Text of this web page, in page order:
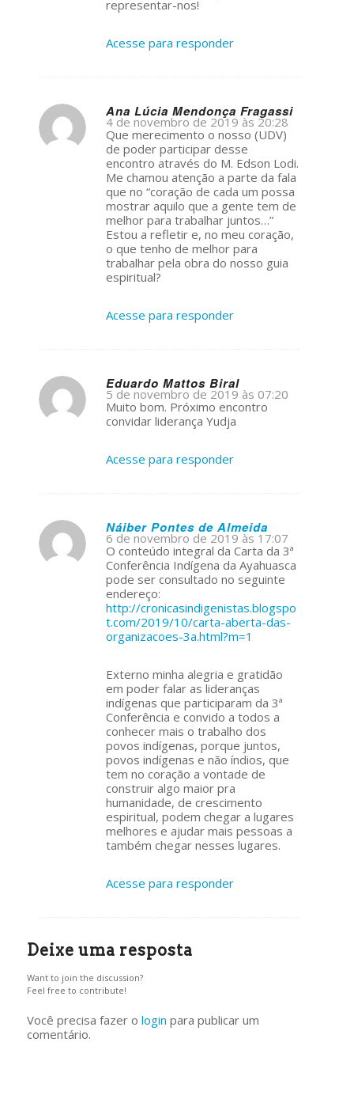
representar-nos!
Acesse para responder
Ana Lúcia Mendonça Fragassi
s
ays:
4 de novembro de 2019 às 20:28
Que merecimento o nosso (UDV)
de poder participar desse
encontro através do M. Edson Lodi.
Me chamou atenção a parte da fala
que no “coração de cada um possa
mostrar aquilo que a gente tem de
melhor para trabalhar juntos…”
Estou a refletir e, no meu coração,
o que tenho de melhor para
trabalhar pela obra do nosso guia
espiritual?
Acesse para responder
Eduardo Mattos Biral
s
ays:
5 de novembro de 2019 às 07:20
Muito bom. Próximo encontro
convidar liderança Yudja
Acesse para responder
Náiber Pontes de Almeida
s
ays:
6 de novembro de 2019 às 17:07
O conteúdo integral da Carta da 3ª
Conferência Indígena da Ayahuasca
pode ser consultado no seguinte
endereço:
http://cronicasindigenistas.blogspo
t.com/2019/10/carta-aberta-das-
organizacoes-3a.html?m=1
Externo minha alegria e gratidão
em poder falar as lideranças
indígenas que participaram da 3ª
Conferência e convido a todos a
conhecer mais o trabalho dos
povos indígenas, porque juntos,
povos indígenas e não índios, que
tem no coração a vontade de
construir algo maior pra
humanidade, de crescimento
espiritual, podem chegar a lugares
melhores e ajudar mais pessoas a
também chegar nesses lugares.
Acesse para responder
Deixe uma resposta
Want to join the discussion?
Feel free to contribute!
Você precisa fazer o login para publicar um
comentário.